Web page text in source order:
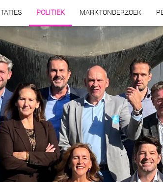
POLITIEK MARKTONDERZOEK